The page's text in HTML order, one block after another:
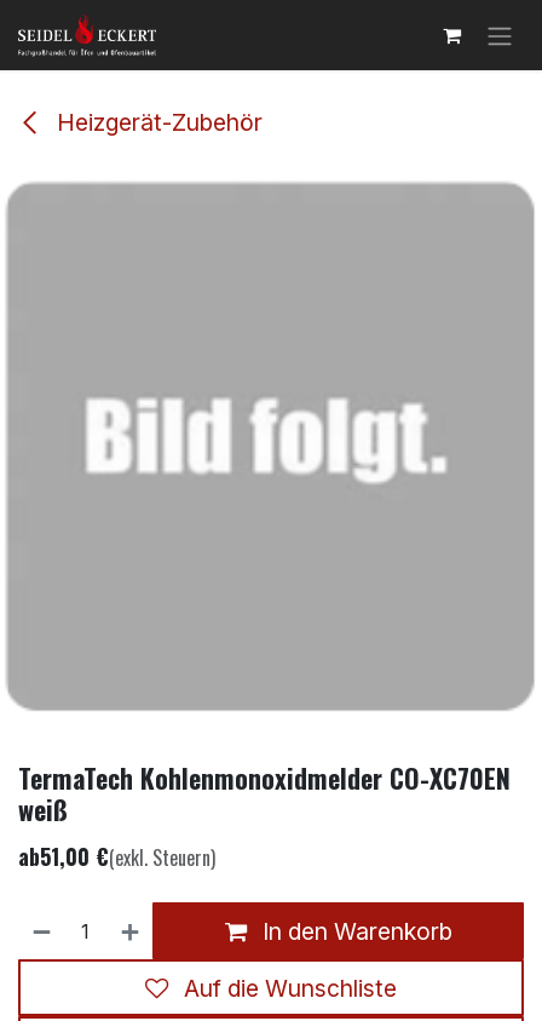
Zum Inhalt springen
Heizgerät-Zubehör
TermaTech Kohlenmonoxidmelder CO-XC70EN
weiß
ab51,00 €(exkl. Steuern)
In den Warenkorb
Auf die Wunschliste